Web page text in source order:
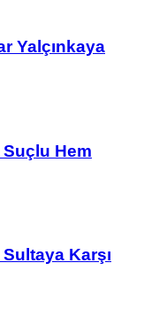
Yalçınkaya
Suçlu Hem
Karşı